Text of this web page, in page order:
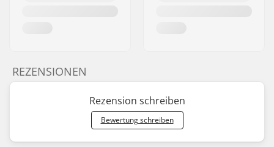
REZENSIONEN
Rezension schreiben
Bewertung schreiben